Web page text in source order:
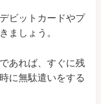
ビットカードやプ
ましょう。
あれば、すぐに残
に無駄遣いをする